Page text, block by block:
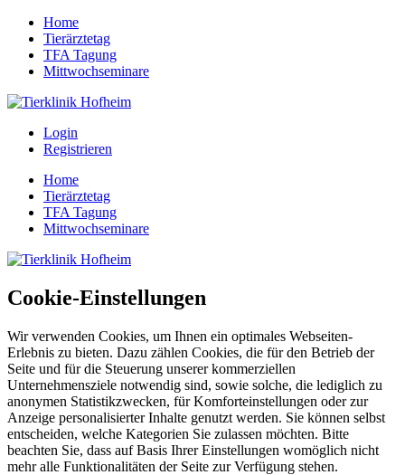
Home
Tierärztetag
TFA Tagung
Mittwochseminare
Login
Registrieren
Home
Tierärztetag
TFA Tagung
Mittwochseminare
Cookie-Einstellungen
Wir verwenden Cookies, um Ihnen ein optimales Webseiten-
Erlebnis zu bieten. Dazu zählen Cookies, die für den Betrieb der
Seite und für die Steuerung unserer kommerziellen
Unternehmensziele notwendig sind, sowie solche, die lediglich zu
anonymen Statistikzwecken, für Komforteinstellungen oder zur
Anzeige personalisierter Inhalte genutzt werden. Sie können selbst
entscheiden, welche Kategorien Sie zulassen möchten. Bitte
beachten Sie, dass auf Basis Ihrer Einstellungen womöglich nicht
mehr alle Funktionalitäten der Seite zur Verfügung stehen.